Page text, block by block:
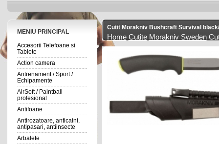
MENIU PRINCIPAL
Accesorii Telefoane si
Tablete
Action camera
Antrenament / Sport /
Echipamente
AirSoft / Paintball
profesional
Antifoane
Antirozatoare, anticaini,
antipasari, antiinsecte
Arbalete
Cutit Morakniv Bushcraft Survival
Home Cutite Morakniv Sweden